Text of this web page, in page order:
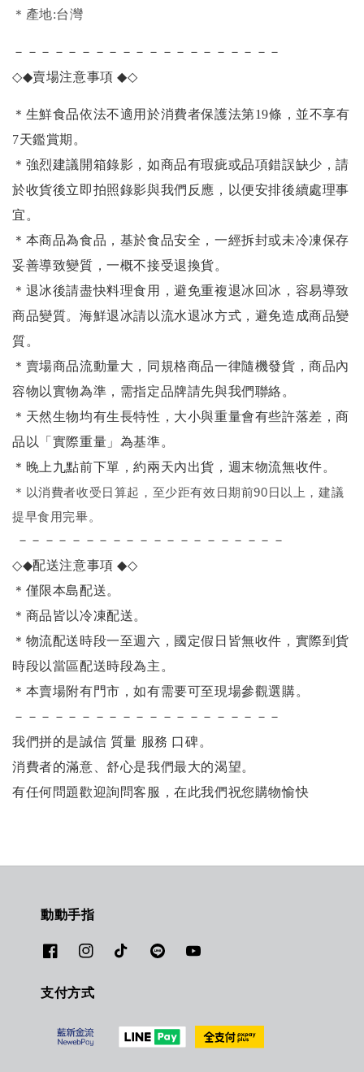
＊產地:台灣
－－－－－－－－－－－－－－－－－－－－
◇◆賣場注意事項◆◇
＊生鮮食品依法不適用於消費者保護法第19條，並不享有
7天鑑賞期。
＊強烈建議開箱錄影，如商品有瑕疵或品項錯誤缺少，請
於收貨後立即拍照錄影與我們反應，以便安排後續處理事
宜。
＊本商品為食品，基於食品安全，一經拆封或未冷凍保存
妥善導致變質，一概不接受退換貨。
＊退冰後請盡快料理食用，避免重複退冰回冰，容易導致
商品變質。海鮮退冰請以流水退冰方式，避免造成商品變
質。
＊賣場商品流動量大，同規格商品一律隨機發貨，商品內
容物以實物為準，需指定品牌請先與我們聯絡。
＊天然生物均有生長特性，大小與重量會有些許落差，商
品以「實際重量」為基準。
＊晚上九點前下單，約兩天內出貨，週末物流無收件。
＊ 以消費者收受日算起，至少距有效日期前90日以上，建議
提早食用完畢。
－－－－－－－－－－－－－－－－－－－－
◇◆配送注意事項◆◇
＊僅限本島配送。
＊商品皆以冷凍配送。
＊物流配送時段一至週六，國定假日皆無收件，實際到貨
時段以當區配送時段為主。
＊本賣場附有門市，如有需要可至現場參觀選購。
－－－－－－－－－－－－－－－－－－－－
我們拼的是誠信 質量 服務 口碑。
消費者的滿意、舒心是我們最大的渴望。
有任何問題歡迎詢問客服，在此我們祝您購物愉快
動動手指
支付方式